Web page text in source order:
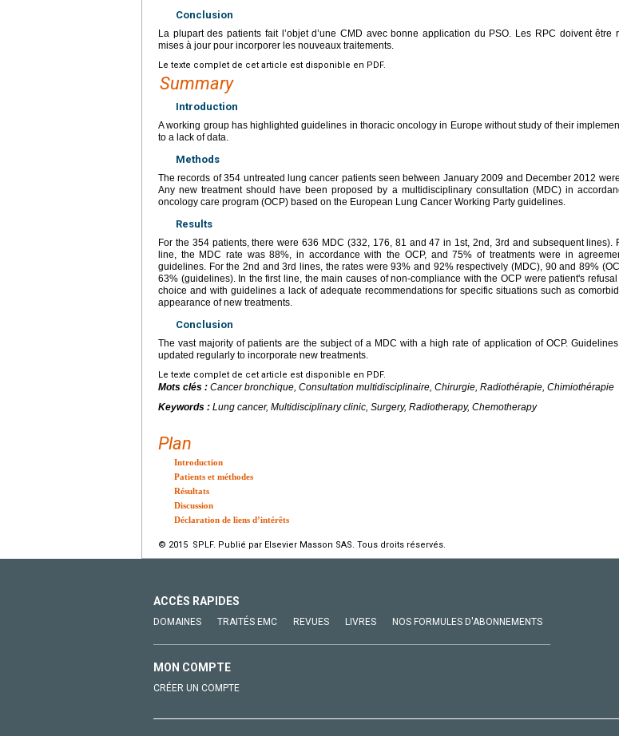
Conclusion
La plupart des patients fait l’objet d’une CMD avec bonne application du PSO. Les RPC doivent être
mises à jour pour incorporer les nouveaux traitements.
Le texte complet de cet article est disponible en PDF.
Summary
Introduction
A working group has highlighted guidelines in thoracic oncology in Europe without study of their
to a lack of data.
Methods
The records of 354 untreated lung cancer patients seen between January 2009 and December 2012
Any new treatment should have been proposed by a multidisciplinary consultation (MDC) in
oncology care program (OCP) based on the European Lung Cancer Working Party guidelines.
Results
For the 354 patients, there were 636 MDC (332, 176, 81 and 47 in 1st, 2nd, 3rd and subsequent lines).
line, the MDC rate was 88%, in accordance with the OCP, and 75% of treatments were in
guidelines. For the 2nd and 3rd lines, the rates were 93% and 92% respectively (MDC), 90 and 89%
63% (guidelines). In the first line, the main causes of non-compliance with the OCP were patient's
choice and with guidelines a lack of adequate recommendations for specific situations such as
appearance of new treatments.
Conclusion
The vast majority of patients are the subject of a MDC with a high rate of application of OCP.
updated regularly to incorporate new treatments.
Le texte complet de cet article est disponible en PDF.
Mots clés : Cancer bronchique, Consultation multidisciplinaire, Chirurgie, Radiothérapie, Chimiothérapie
Keywords : Lung cancer, Multidisciplinary clinic, Surgery, Radiotherapy, Chemotherapy
Plan
Introduction
Patients et méthodes
Résultats
Discussion
Déclaration de liens d’intérêts
© 2015 SPLF. Publié par Elsevier Masson SAS. Tous droits réservés.
ACCÈS RAPIDES
DOMAINES TRAITÉS EMC REVUES LIVRES NOS FORMULES D'ABONNEMENTS
MON COMPTE
CRÉER UN COMPTE